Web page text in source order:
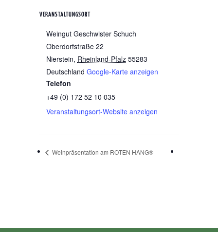
VERANSTALTUNGSORT
Weingut Geschwister Schuch
Oberdorfstraße 22
Nierstein, Rheinland-Pfalz 55283
Deutschland Google-Karte anzeigen
Telefon
+49 (0) 172 52 10 035
Veranstaltungsort-Website anzeigen
Weinpräsentation am ROTEN HANG®